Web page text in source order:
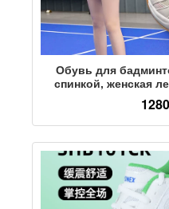
Обувь для
спинкой, женская
новинка 2025 года,
специальная